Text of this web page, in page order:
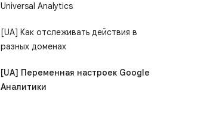
Universal Analytics
[UA] Как отслеживать действия в
разных доменах
[UA] Переменная настроек Google
Аналитики